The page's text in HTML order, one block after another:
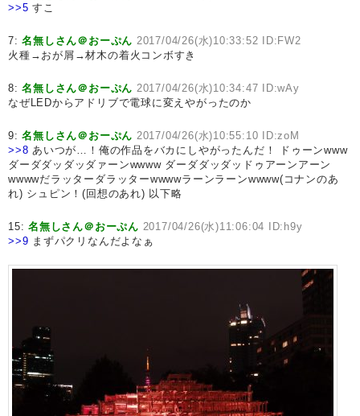
>>5 すこ
7:名無しさん＠おーぷん 2017/04/26(水)10:33:52 ID:FW2
火種→おが屑→材木の着火コンボすき
8:名無しさん＠おーぷん 2017/04/26(水)10:34:47 ID:wAy
なぜLEDからアドリブで電球に変えやがったのか
9:名無しさん＠おーぷん 2017/04/26(水)10:55:10 ID:zoM
>>8 あいつが…！俺の作品をバカにしやがったんだ！ ドゥーンwww
ダーダダッダッダァーンwwww ダーダダッダッドゥアーンアーン
wwwwだラッターダラッターwwwwラーンラーンwwww(コナンのあ
れ) シュピン！(回想のあれ) 以下略
15:名無しさん＠おーぷん 2017/04/26(水)11:06:04 ID:h9y
>>9 まずパクリなんだよなぁ